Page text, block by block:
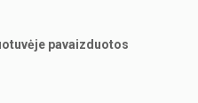
pavaizduotos